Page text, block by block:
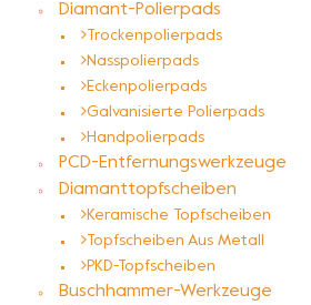
Diamant-Polierpads
Trockenpolierpads
Nasspolierpads
Eckenpolierpads
Galvanisierte Polierpads
Handpolierpads
PCD-Entfernungswerkzeuge
Diamanttopfscheiben
Keramische Topfscheiben
Topfscheiben Aus Metall
PKD-Topfscheiben
Buschhammer-Werkzeuge